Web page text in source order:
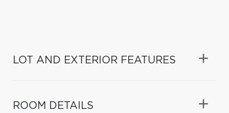
LOT AND EXTERIOR FEATURES
ROOM DETAILS